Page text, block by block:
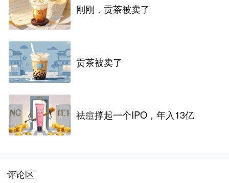
刚刚，贡茶被卖了
贡茶被卖了
祛痘撑起一个IPO，年入13亿
评论区